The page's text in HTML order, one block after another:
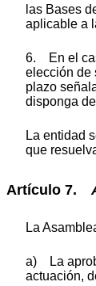
las Bases
aplicable a
6. En el
elección de
plazo
disponga
La entidad
que
Artículo 7.
La
a) La
actuación,